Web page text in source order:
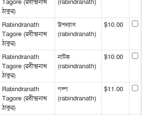
ঠাকুর)
Rabindranath
Tagore (রবীন্দ্রনাথ
ঠাকুর)
উপন্যাস
(rabindranath)
$10.00
Rabindranath
Tagore (রবীন্দ্রনাথ
ঠাকুর)
নাটক
(rabindranath)
$10.00
Rabindranath
Tagore (রবীন্দ্রনাথ
ঠাকুর)
গল্প
(rabindranath)
$11.00